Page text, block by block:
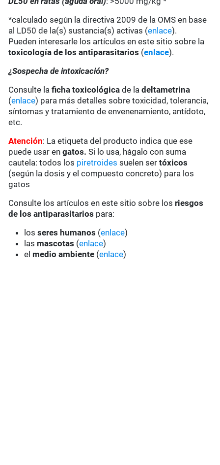
*calculado según la directiva 2009 de la OMS en base
al LD50 de la(s) sustancia(s) activas (enlace).
Pueden interesarle los artículos en este sitio sobre la
toxicología de los antiparasitarios (enlace).
¿Sospecha de intoxicación?
Consulte laficha toxicológica de ladeltametrina
(enlace) para más detalles sobre toxicidad, tolerancia,
síntomas y tratamiento de envenenamiento, antídoto,
etc.
Atención: La etiqueta del producto indica que ese
puede usar engatos. Si lo usa, hágalo con suma
cautela: todos los piretroides suelen sertóxicos
(según la dosis y el compuesto concreto) para los
gatos
Consulte los artículos en este sitio sobre los riesgos
de los antiparasitarios para:
losseres humanos (enlace)
las mascotas (enlace)
el medio ambiente (enlace)